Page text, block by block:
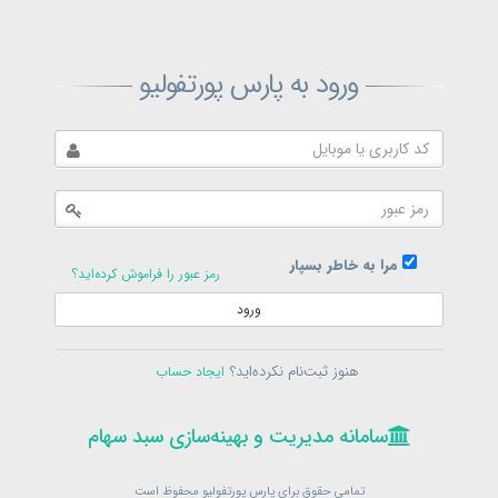
ورود به پارس پورتفولیو
مرا به خاطر بسپار
رمز عبور را فراموش کرده‌اید؟
ورود
هنوز ثبت‌نام نکرده‌اید؟ ایجاد حساب
سامانه مدیریت و بهینه‌سازی سبد سهام
تمامی حقوق برای پارس پورتفولیو محفوظ است
ثبت‌نام پارس پورتفولیو
ثبت‌نام
در حال حاضر عضو هستید؟فرم ورود
سامانه مدیریت و بهینه‌سازی سبد سهام
بازیابی رمز پارس پورتفولیو
در حال حاضر عضو هستید؟
سامانه مدیریت و بهینه‌سازی سبد سهام
تمامی حقوق برای پارس پورتفولیو محفوظ است